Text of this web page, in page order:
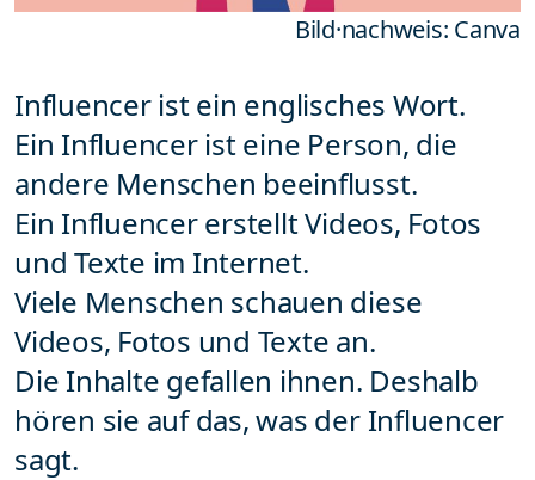
Bild·nachweis: Canva
Influencer ist ein englisches Wort.
Ein Influencer ist eine Person, die
andere Menschen beeinflusst.
Ein Influencer erstellt Videos, Fotos
und Texte im Internet.
Viele Menschen schauen diese
Videos, Fotos und Texte an.
Die Inhalte gefallen ihnen. Deshalb
hören sie auf das, was der Influencer
sagt.